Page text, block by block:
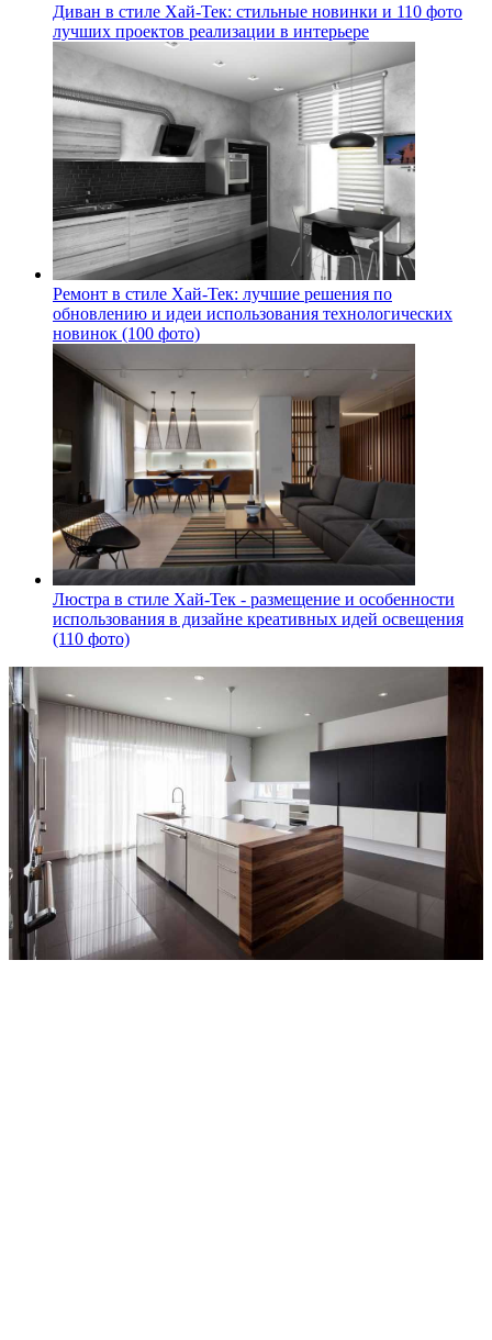
Диван в стиле Хай-Тек: стильные новинки и 110 фото
лучших проектов реализации в интерьере
Ремонт в стиле Хай-Тек: лучшие решения по
обновлению и идеи использования технологических
новинок (100 фото)
Люстра в стиле Хай-Тек - размещение и особенности
использования в дизайне креативных идей освещения
(110 фото)